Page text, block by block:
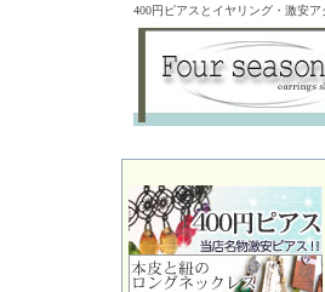
400円ピアスとイヤリング・激安